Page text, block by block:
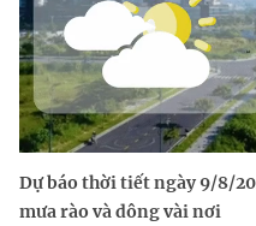
Dự báo thời tiết ngày 9/8/
mưa rào và dông vài nơi